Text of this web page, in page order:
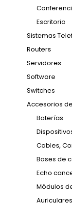
Escritorio
Sistemas
Routers
Servidores
Software
Switches
Accesorios
Baterías
Cables,
Bases de
Echo
Módulos
Auriculares